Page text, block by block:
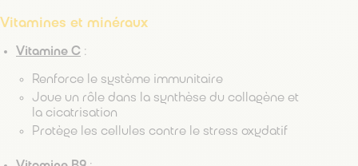
Vitamines et minéraux
Vitamine C :
Renforce le système immunitaire
Joue un rôle dans la synthèse du collagène et
la cicatrisation
Protège les cellules contre le stress oxydatif